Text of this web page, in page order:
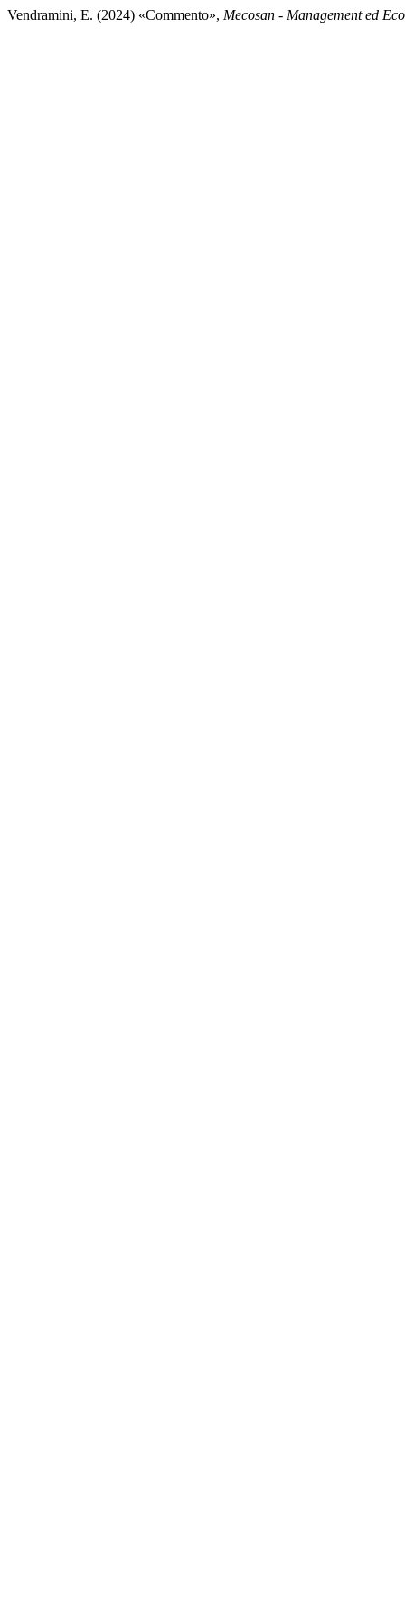
Vendramini, E. (2024) «Commento», Mecosan - Management ed